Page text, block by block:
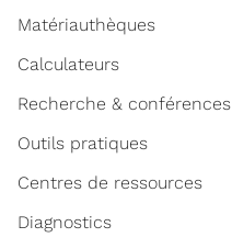
Matériauthèques
Calculateurs
Recherche & conférences
Outils pratiques
Centres de ressources
Diagnostics